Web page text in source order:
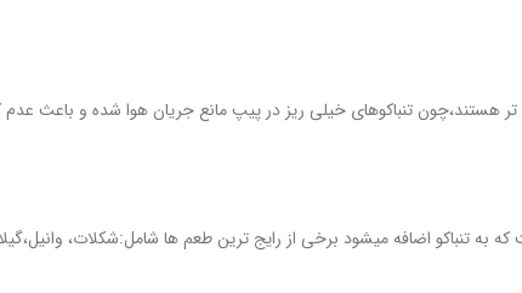
هستند،چون تنباکوهای خیلی ریز در پیپ مانع جریان هوا شده و باعث
به تنباکو اضافه میشود برخی از رایج ترین طعم ها شامل:شکلات،